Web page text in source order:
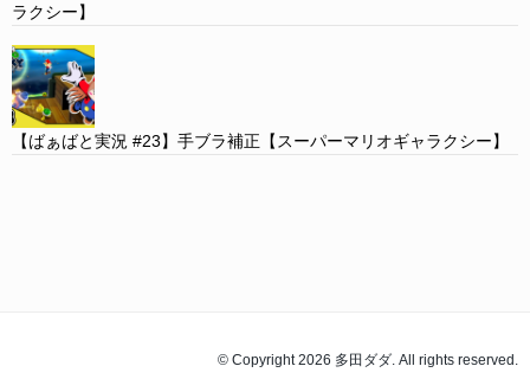
ラクシー】
【ばぁばと実況 #23】手ブラ補正【スーパーマリオギャラクシー】
© Copyright 2026 多田ダダ. All rights reserved.